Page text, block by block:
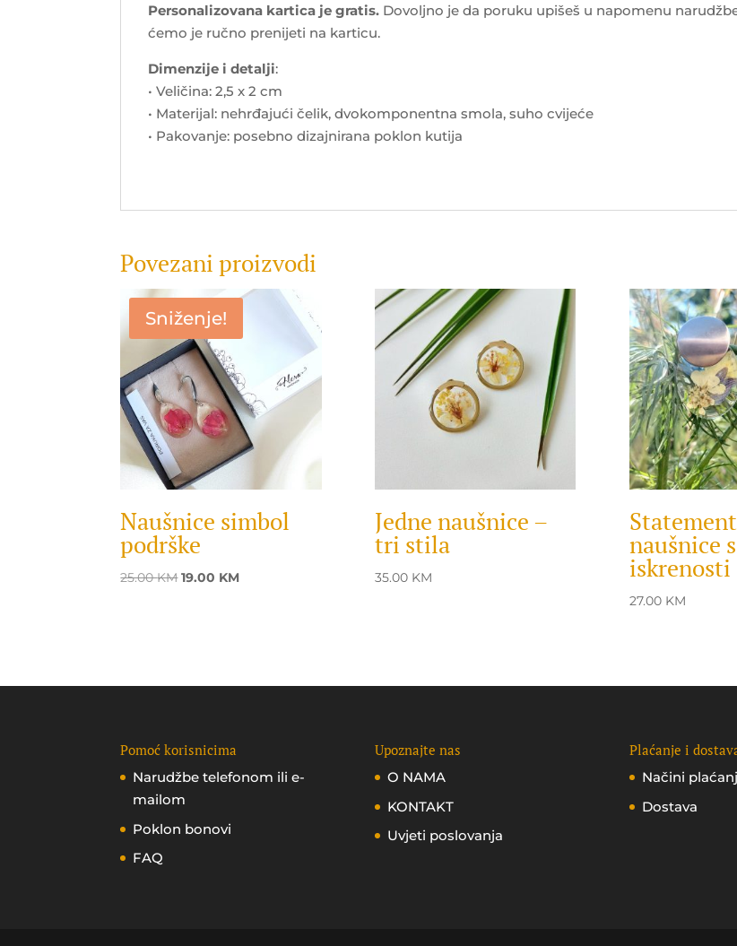
Personalizovana kartica je gratis. Dovoljno je da poruku upišeš u napomenu
ćemo je ručno prenijeti na karticu.
Dimenzije i detalji:
• Veličina: 2,5 x 2 cm
• Materijal: nehrđajući čelik, dvokomponentna smola, suho cvijeće
• Pakovanje: posebno dizajnirana poklon kutija
Povezani proizvodi
Sniženje!
Naušnice simbol
podrške
25.00KMOriginal
19.00 KMCurrent
Jedne naušnice –
tri stila
35.00 KM
Statement
naušnice
iskrenosti
27.00 KM
Pomoć korisnicima
Narudžbe telefonom ili e-
mailom
Poklon bonovi
FAQ
Upoznajte nas
O NAMA
KONTAKT
Uvjeti poslovanja
Plaćanje i
Načini
Dostava